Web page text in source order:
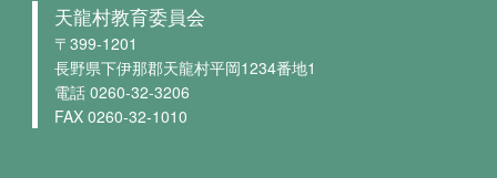
天龍村教育委員会
〒399-1201
長野県下伊那郡天龍村平岡1234番地1
電話 0260-32-3206
FAX 0260-32-1010